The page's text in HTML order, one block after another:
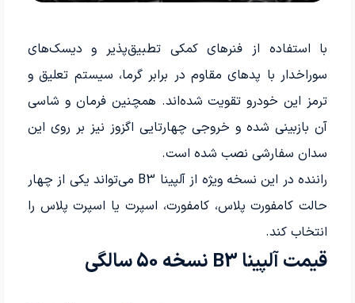
با استفاده از فنرهای کمکی تطبیق‌پذیر و دیسک‌های
سوراخدار با پدهای مقاوم در برابر گرما، سیستم تعلیق و
ترمز این خودرو تقویت شده‌اند. همچنین فرمان و شاسی
آن بازبینی شده و خروجی چهارتایی اگزوز نیز بر روی این
سدان سفارشی نصب شده است.
راننده در این نسخه ویژه از آلپینا B3 می‌تواند یکی از چهار
حالت کامفورت پلاس، کامفورت، اسپرت یا اسپرت پلاس را
انتخاب کند.
قیمت آلپینا B3 نسخه 50 سالگی